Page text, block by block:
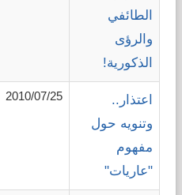
الطائفي
والرؤى
الذكورية!
اعتذار..
وتنويه حول
مفهوم
"عاريات"
2010/07/25